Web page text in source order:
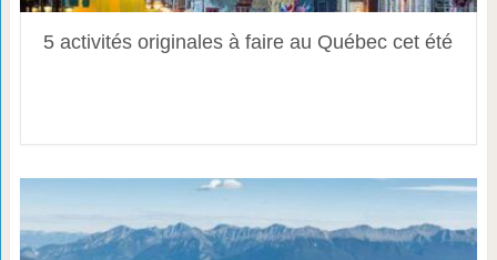
5 activités originales à faire au Québec cet été